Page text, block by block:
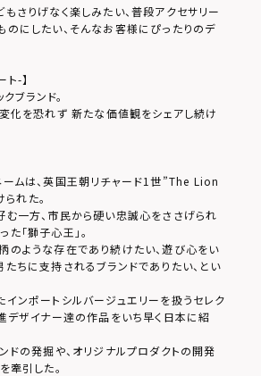
さりげなく楽しみたい、普段アクセサリー
のにしたい、そんなお客様にぴったりのデ
-】
ブランド。
化を恐れず 新たな価値観をシェアし続け
ームは、英国王朝リチャード1世”The Lion
れた。
む一方、市民から硬い忠誠心をささげられ
「獅子心王」。
のような存在であり続けたい、遊び心をい
ちに支持されるブランドでありたい、とい
ンポートシルバージュエリーを扱うセレク
デザイナー達の作品をいち早く日本に紹
ドの発掘や、オリジナルプロダクトの開発
牽引した。